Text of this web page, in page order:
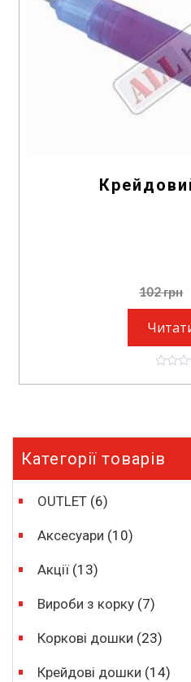
102грн
o
5
Категорії товарів
OUTLET (6)
Аксесуари (10)
Акції (13)
Вироби з корку (7)
Коркові дошки (23)
Крейдові дошки (14)